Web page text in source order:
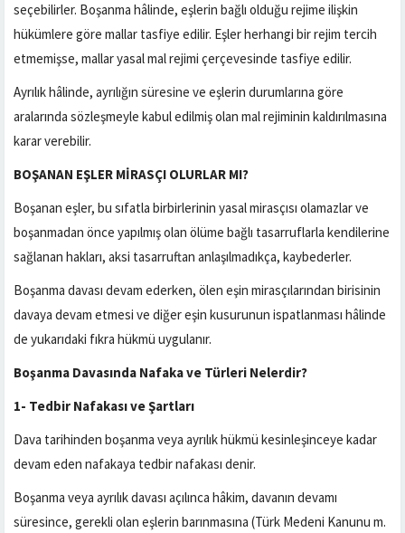
seçebilirler. Boşanma hâlinde, eşlerin bağlı olduğu rejime ilişkin
hükümlere göre mallar tasfiye edilir. Eşler herhangi bir rejim tercih
etmemişse, mallar yasal mal rejimi çerçevesinde tasfiye edilir.
Ayrılık hâlinde, ayrılığın süresine ve eşlerin durumlarına göre
aralarında sözleşmeyle kabul edilmiş olan mal rejiminin kaldırılmasına
karar verebilir.
BOŞANAN EŞLER MİRASÇI OLURLAR MI?
Boşanan eşler, bu sıfatla birbirlerinin yasal mirasçısı olamazlar ve
boşanmadan önce yapılmış olan ölüme bağlı tasarruflarla kendilerine
sağlanan hakları, aksi tasarruftan anlaşılmadıkça, kaybederler.
Boşanma davası devam ederken, ölen eşin mirasçılarından birisinin
davaya devam etmesi ve diğer eşin kusurunun ispatlanması hâlinde
de yukarıdaki fıkra hükmü uygulanır.
Boşanma Davasında Nafaka ve Türleri Nelerdir?
1- Tedbir Nafakası ve Şartları
Dava tarihinden boşanma veya ayrılık hükmü kesinleşinceye kadar
devam eden nafakaya tedbir nafakası denir.
Boşanma veya ayrılık davası açılınca hâkim, davanın devamı
süresince, gerekli olan eşlerin barınmasına (Türk Medeni Kanunu m.